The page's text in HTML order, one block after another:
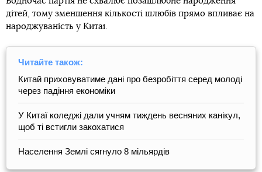
дітей, тому зменшення кількості шлюбів прямо впливає на
народжуваність у Китаї.
Читайте також:
Китай приховуватиме дані про безробіття серед молоді
через падіння економіки
У Китаї коледжі дали учням тиждень весняних канікул,
щоб ті встигли закохатися
Населення Землі сягнуло 8 мільярдів